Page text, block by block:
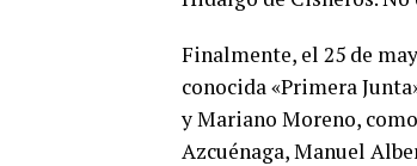
Finalmente, el 25 de
conocida «Primera
y Mariano Moreno,
Azcuénaga, Manuel